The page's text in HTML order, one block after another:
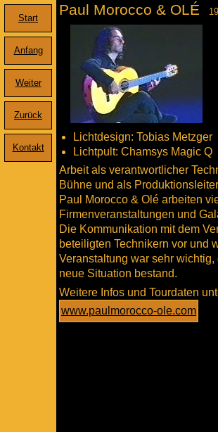
Paul Morocco & OLÉ
Lichtdesign: Tobias Metzger
Lichtpult: Chamsys Magic Q
Arbeit als verantwortlicher
Bühne und als
Paul Morocco & Olé arbeiten
Firmenveranstaltungen und
Die Kommunikation mit dem
beteiligten Technikern vor und
Veranstaltung war sehr
neue Situation bestand.
Weitere Infos und Tourdaten
www.paulmorocco-ole.com
Start
Anfang
Weiter
Zurück
Kontakt